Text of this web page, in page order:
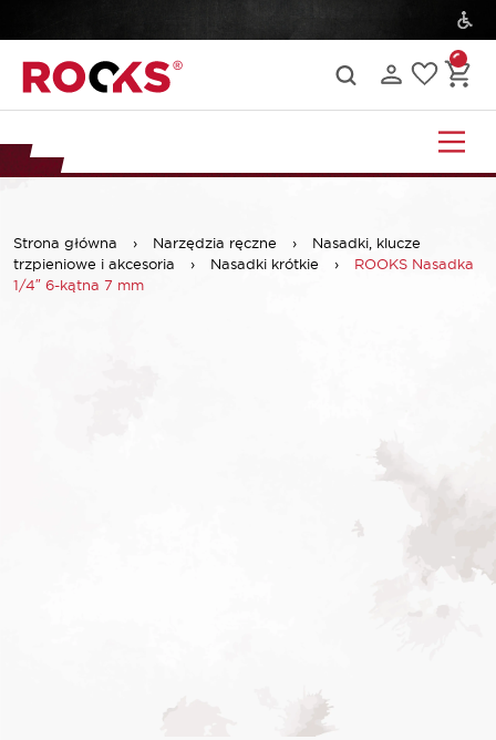
Strona główna › Narzędzia ręczne ›
Nasadki, klucze
trzpieniowe i akcesoria
› Nasadki krótkie ›
ROOKS Nasadka
1/4″ 6-kątna 7 mm